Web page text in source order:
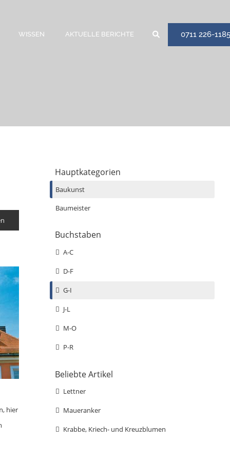
WISSEN AKTUELLE BERICHTE 0711 226-1185
hier
Hauptkategorien
Baukunst
Baumeister
Buchstaben
A-C
D-F
G-I
J-L
M-O
P-R
Beliebte Artikel
Lettner
Maueranker
Krabbe, Kriech- und Kreuzblumen